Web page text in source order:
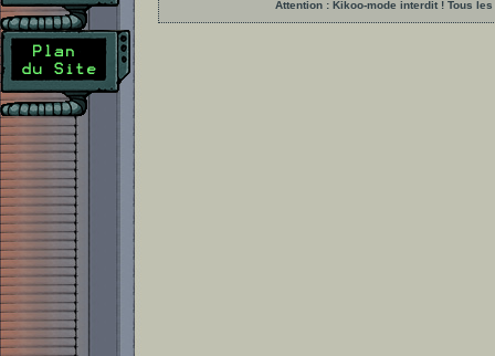
Attention : Kikoo-mode interdit ! Tous